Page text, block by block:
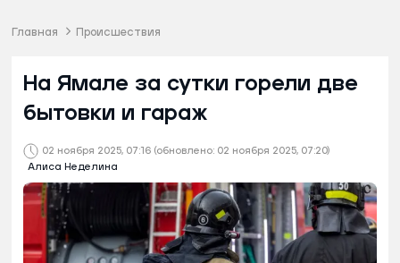
Главная Происшествия
02 ноября 2025, 07:16 (обновлено: 02 ноября 2025, 07:20)
Алиса Неделина
На Ямале за сутки горели две
бытовки и гараж